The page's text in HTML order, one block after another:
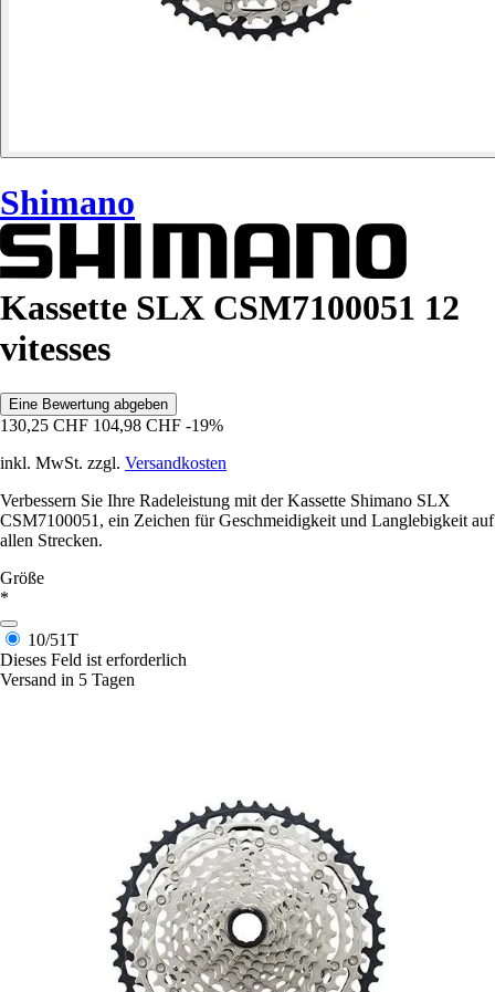
Shimano
Kassette SLX CSM7100051 12
vitesses
Eine Bewertung abgeben
130,25 CHF 104,98 CHF -19%
inkl. MwSt. zzgl. Versandkosten
Verbessern Sie Ihre Radeleistung mit der Kassette Shimano SLX
CSM7100051, ein Zeichen für Geschmeidigkeit und Langlebigkeit auf
allen Strecken.
Größe
*
10/51T
Dieses Feld ist erforderlich
Versand in 5 Tagen